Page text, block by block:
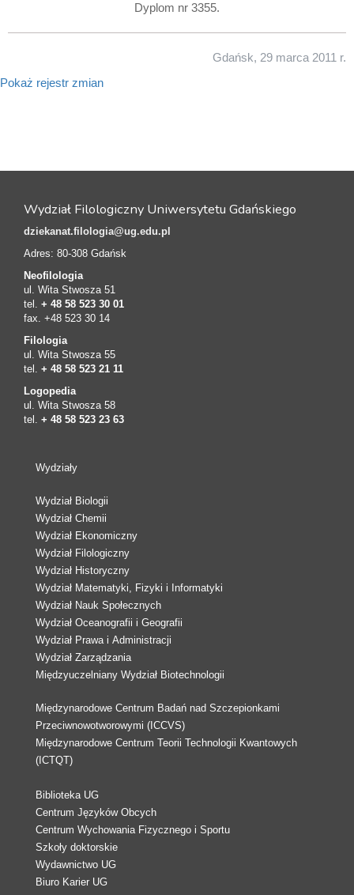
Dyplom nr 3355.
Gdańsk, 29 marca 2011 r.
Pokaż rejestr zmian
Wydział Filologiczny Uniwersytetu Gdańskiego
dziekanat.filologia@ug.edu.pl
Adres: 80-308 Gdańsk
Neofilologia
ul. Wita Stwosza 51
tel. + 48 58 523 30 01
fax. +48 523 30 14
Filologia
ul. Wita Stwosza 55
tel. + 48 58 523 21 11
Logopedia
ul. Wita Stwosza 58
tel. + 48 58 523 23 63
Wydziały
Wydział Biologii
Wydział Chemii
Wydział Ekonomiczny
Wydział Filologiczny
Wydział Historyczny
Wydział Matematyki, Fizyki i Informatyki
Wydział Nauk Społecznych
Wydział Oceanografii i Geografii
Wydział Prawa i Administracji
Wydział Zarządzania
Międzyuczelniany Wydział Biotechnologii
Międzynarodowe Centrum Badań nad Szczepionkami
Przeciwnowotworowymi (ICCVS)
Międzynarodowe Centrum Teorii Technologii Kwantowych
(ICTQT)
Biblioteka UG
Centrum Języków Obcych
Centrum Wychowania Fizycznego i Sportu
Szkoły doktorskie
Wydawnictwo UG
Biuro Karier UG